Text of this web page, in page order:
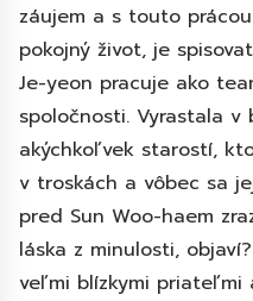
záujem a s touto
pokojný život, je
Je-yeon pracuje ako
spoločnosti. Vyrastala
akýchkoľvek starostí,
v troskách a vôbec sa
pred Sun Woo-haem
láska z minulosti,
veľmi blízkymi priateľmi